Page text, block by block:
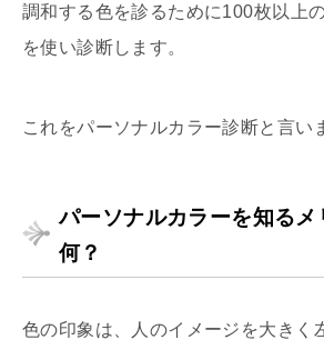
調和する色を診るために100枚以上
を使い診断します。
これをパーソナルカラー診断と言い
パーソナルカラーを知るメ
何？
色の印象は、人のイメージを大きく